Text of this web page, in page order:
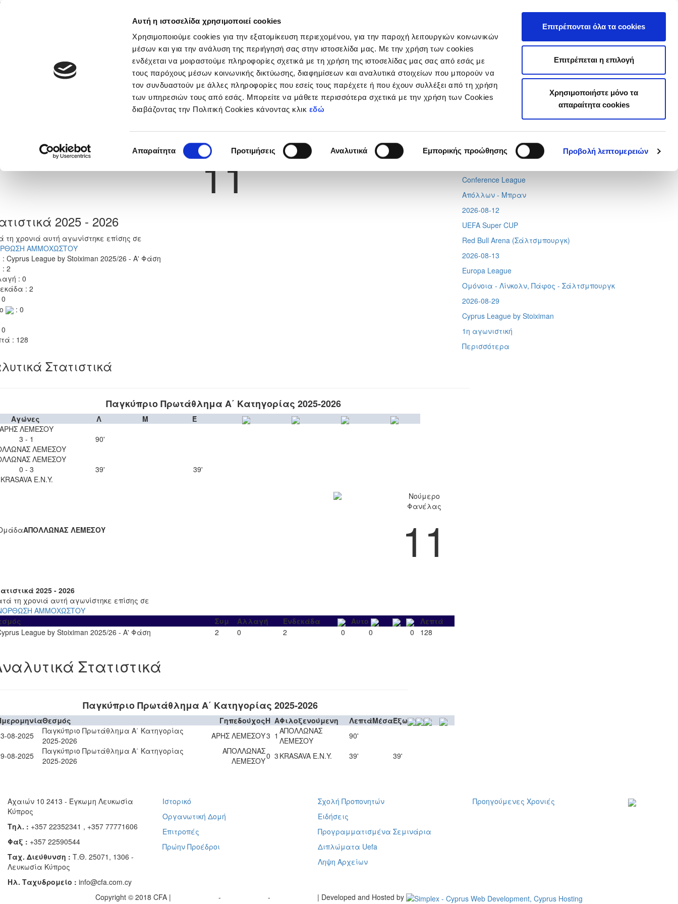
Αυτή η ιστοσελίδα χρησιμοποιεί cookies
Χρησιμοποιούμε cookies για την εξατομίκευση περιεχομένου, για την παροχή λειτουργιών κοινωνικών
μέσων και για την ανάλυση της περιήγησή σας στην ιστοσελίδα μας. Με την χρήση των cookies
ενδέχεται να μοιραστούμε πληροφορίες σχετικά με τη χρήση της ιστοσελίδας μας σας από εσάς με
τους παρόχους μέσων κοινωνικής δικτύωσης, διαφημίσεων και αναλυτικά στοιχείων που μπορούν να
τον συνδυαστούν με άλλες πληροφορίες που εσείς τους παρέχετε ή που έχουν συλλέξει από τη χρήση
των υπηρεσιών τους από εσάς. Μπορείτε να μάθετε περισσότερα σχετικά με την χρήση των Cookies
διαβάζοντας την Πολιτική Cookies κάνοντας κλικ εδώ
συγκατάθεσης
Απαραίτητα Προτιμήσεις Αναλυτικά Εμπορικής προώθησης Προβολή λεπτομερειών
Επιτρέπονται όλα τα cookies
Επιτρέπεται η επιλογή
Χρησιμοποιήστε μόνο τα
απαραίτητα cookies
Νέα & Πληροφορίες Εθνικές Ομάδες Διοργανώσεις
Previous Next
BABACAR DIONE
Νούμερο Φανέλας
11
2025 - 2026
τη χρονιά αυτή αγωνίστηκε επίσης σε
ΑΜΜΟΧΩΣΤΟΥ
Cyprus League by Stoiximan 2025/26 - Α' Φάση
: 2
: 0
: 2
: 0
: 128
Στατιστικά
Παγκύπριο Πρωτάθλημα Α΄ Κατηγορίας 2025-2026
Αγώνες Λ Μ
Έ
ΑΡΗΣ ΛΕΜΕΣΟΥ
3 - 1
ΛΕΜΕΣΟΥ
90'
ΛΕΜΕΣΟΥ
0 - 3
KRASAVA Ε.Ν.Y.
39' 39'
ΑΠΟΛΛΩΝΑΣ ΛΕΜΕΣΟΥ
Νούμερο
Φανέλας
11
2025 - 2026
τη χρονιά αυτή αγωνίστηκε επίσης σε
ΑΜΜΟΧΩΣΤΟΥ
Συμ Αλλαγή Ενδεκάδα Αυτο
Λεπτά
League by Stoiximan 2025/26 - Α' Φάση
2 0 2 0 0 0 128
Στατιστικά
Παγκύπριο Πρωτάθλημα Α΄ Κατηγορίας 2025-2026
Θεσμός ΓηπεδούχοςH AΦιλοξενούμενη ΛεπτάΜέσαΈξω
08-2025
Παγκύπριο Πρωτάθλημα Α΄ Κατηγορίας
2025-2026
ΑΡΗΣ ΛΕΜΕΣΟΥ3 1 ΑΠΟΛΛΩΝΑΣ
ΛΕΜΕΣΟΥ
90'
08-2025
Παγκύπριο Πρωτάθλημα Α΄ Κατηγορίας
2025-2026
ΑΠΟΛΛΩΝΑΣ
ΛΕΜΕΣΟΥ0 3 KRASAVA Ε.Ν.Y. 39' 39'
Tweets by CyprusFA
Προσεχή γεγονότα
Europa League
Λίνκολν - Ομόνοια,
Σάλτσμπουργκ – Πάφος
Conference League
Απόλλων - Μπραν
2026-08-12
UEFA Super CUP
Red Bull Arena (Σάλτσμπουργκ)
2026-08-13
Europa League
Ομόνοια - Λίνκολν, Πάφος - Σάλτσμπουργκ
2026-08-29
Cyprus League by Stoiximan
1η αγωνιστική
Περισσότερα
Αχαιών 10 2413 - Έγκωμη Λευκωσία
Κύπρος
Τηλ. : +357 22352341 , +357 77771606
Φαξ : +357 22590544
Ταχ. Διεύθυνση : Τ.Θ. 25071, 1306 -
Λευκωσία Κύπρος
Ηλ. Ταχυδρομείο : info@cfa.com.cy
Ιστορικό
Οργανωτική Δομή
Επιτροπές
Πρώην Προέδροι
Σχολή Προπονητών
Ειδήσεις
Προγραμματισμένα Σεμινάρια
Διπλώματα Uefa
Ληψη Αρχείων
Προηγούμενες Χρονιές
Copyright © 2018 CFA | - -
| Developed and Hosted by